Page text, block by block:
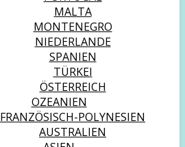
MALTA
MONTENEGRO
NIEDERLANDE
SPANIEN
TÜRKEI
ÖSTERREICH
OZEANIEN
FRANZÖSISCH-POLYNESIEN
AUSTRALIEN